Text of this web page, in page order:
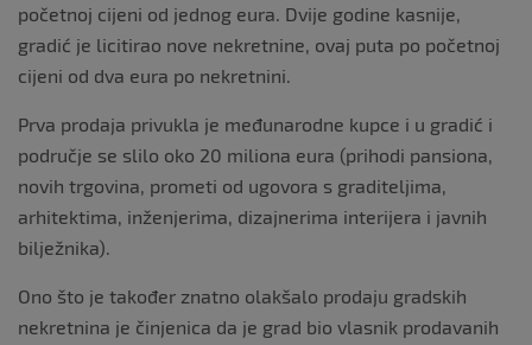
početnoj cijeni od jednog eura. Dvije godine kasnije,
gradić je licitirao nove nekretnine, ovaj puta po početnoj
cijeni od dva eura po nekretnini.
Prva prodaja privukla je međunarodne kupce i u gradić i
područje se slilo oko 20 miliona eura (prihodi pansiona,
novih trgovina, prometi od ugovora s graditeljima,
arhitektima, inženjerima, dizajnerima interijera i javnih
bilježnika).
Ono što je također znatno olakšalo prodaju gradskih
nekretnina je činjenica da je grad bio vlasnik prodavanih